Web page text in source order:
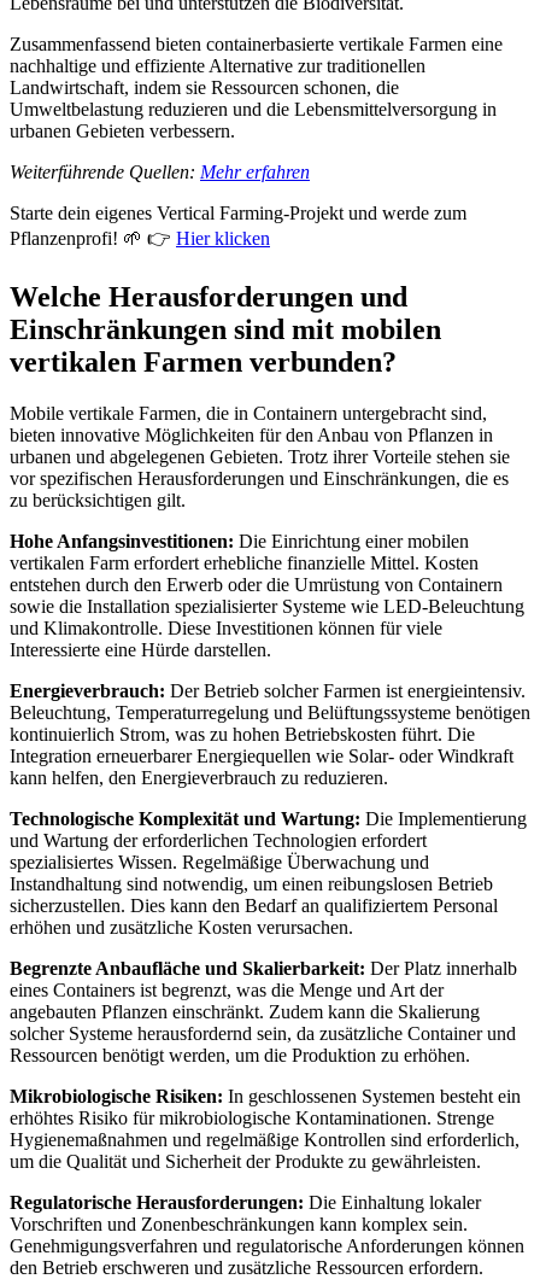
Zusammenfassend bieten containerbasierte vertikale Farmen eine
nachhaltige und effiziente Alternative zur traditionellen
Landwirtschaft, indem sie Ressourcen schonen, die
Umweltbelastung reduzieren und die Lebensmittelversorgung in
urbanen Gebieten verbessern.
Weiterführende Quellen: Mehr erfahren
Starte dein eigenes Vertical Farming-Projekt und werde zum
Pflanzenprofi! 🌱 👉 Hier klicken
Welche Herausforderungen und
Einschränkungen sind mit mobilen
vertikalen Farmen verbunden?
Mobile vertikale Farmen, die in Containern untergebracht sind,
bieten innovative Möglichkeiten für den Anbau von Pflanzen in
urbanen und abgelegenen Gebieten. Trotz ihrer Vorteile stehen sie
vor spezifischen Herausforderungen und Einschränkungen, die es
zu berücksichtigen gilt.
Hohe Anfangsinvestitionen: Die Einrichtung einer mobilen
vertikalen Farm erfordert erhebliche finanzielle Mittel. Kosten
entstehen durch den Erwerb oder die Umrüstung von Containern
sowie die Installation spezialisierter Systeme wie LED-Beleuchtung
und Klimakontrolle. Diese Investitionen können für viele
Interessierte eine Hürde darstellen.
Energieverbrauch: Der Betrieb solcher Farmen ist energieintensiv.
Beleuchtung, Temperaturregelung und Belüftungssysteme benötigen
kontinuierlich Strom, was zu hohen Betriebskosten führt. Die
Integration erneuerbarer Energiequellen wie Solar- oder Windkraft
kann helfen, den Energieverbrauch zu reduzieren.
Technologische Komplexität und Wartung: Die Implementierung
und Wartung der erforderlichen Technologien erfordert
spezialisiertes Wissen. Regelmäßige Überwachung und
Instandhaltung sind notwendig, um einen reibungslosen Betrieb
sicherzustellen. Dies kann den Bedarf an qualifiziertem Personal
erhöhen und zusätzliche Kosten verursachen.
Begrenzte Anbaufläche und Skalierbarkeit: Der Platz innerhalb
eines Containers ist begrenzt, was die Menge und Art der
angebauten Pflanzen einschränkt. Zudem kann die Skalierung
solcher Systeme herausfordernd sein, da zusätzliche Container und
Ressourcen benötigt werden, um die Produktion zu erhöhen.
Mikrobiologische Risiken: In geschlossenen Systemen besteht ein
erhöhtes Risiko für mikrobiologische Kontaminationen. Strenge
Hygienemaßnahmen und regelmäßige Kontrollen sind erforderlich,
um die Qualität und Sicherheit der Produkte zu gewährleisten.
Regulatorische Herausforderungen: Die Einhaltung lokaler
Vorschriften und Zonenbeschränkungen kann komplex sein.
Genehmigungsverfahren und regulatorische Anforderungen können
den Betrieb erschweren und zusätzliche Ressourcen erfordern.